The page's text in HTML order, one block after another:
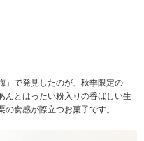
」で発見したのが、秋季限定の
んとはったい粉入りの香ばしい生
食感が際立つお菓子です。